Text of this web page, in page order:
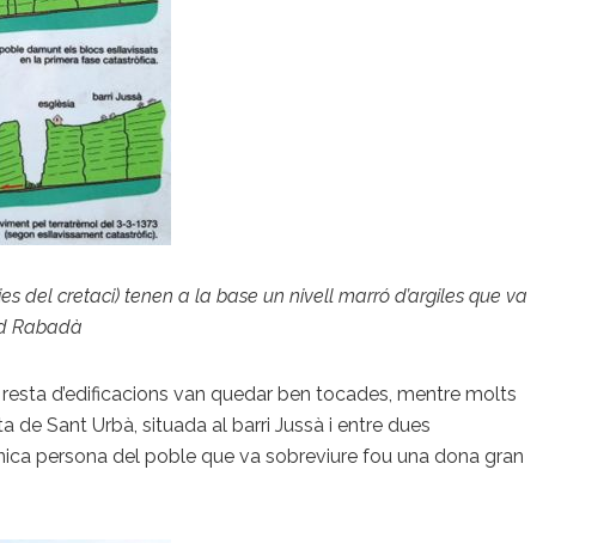
del cretaci) tenen a la base un nivell marró d’argiles que va
Rabadà
d’edificacions van quedar ben tocades, mentre molts
de Sant Urbà, situada al barri Jussà i entre dues
persona del poble que va sobreviure fou una dona gran